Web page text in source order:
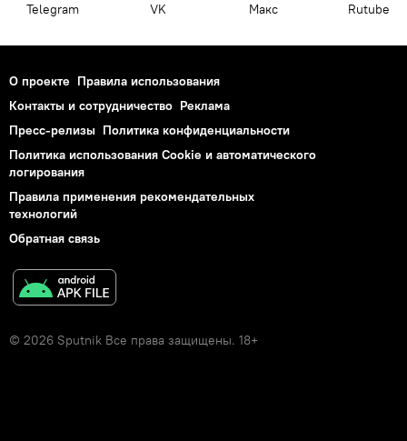
Telegram VK Макс Rutube
О проекте Правила использования
Контакты и сотрудничество Реклама
Пресс-релизы Политика конфиденциальности
Политика использования Cookie и автоматического
логирования
Правила применения рекомендательных
технологий
Обратная связь
© 2026 Sputnik Все права защищены. 18+